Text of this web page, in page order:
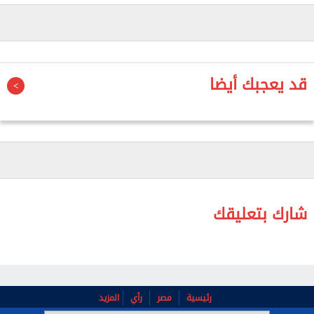
«سكين» لتنفيذ جريمته.
وأضافت أن مشاجرة نشبت بين الطرفين، انتهت بقيام
المتهم بتسديد عدة طعنات للمجني عليه في أنحاء
واقترنت جناية القتل بجناية أخرى، حيث تبين إحراز المتهم
دون مسوغ قانوني، وإتلاف هاتف المجني عليه.
قد يعجبك أيضا
شارك بتعليقك
رئيسية مصر رأي المزيد